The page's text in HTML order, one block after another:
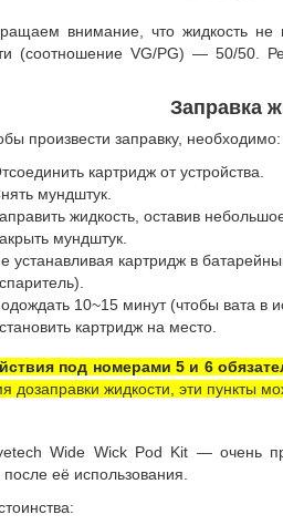
внимание, что жидкость не
(соотношение VG/PG) — 50/50.
Заправка
произвести заправку, необходимо:
картридж от устройства.
мундштук.
жидкость, оставив
мундштук.
устанавливая картридж в
10~15 минут (чтобы вата в
картридж на место.
под номерами 5 и 6
дозаправки жидкости, эти пункты
Wide Wick Pod Kit — очень
её использования.